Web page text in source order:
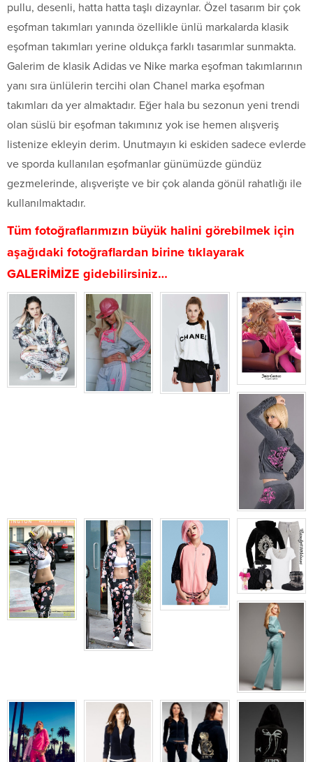
pullu, desenli, hatta hatta taşlı dizaynlar. Özel tasarım bir çok
eşofman takımları yanında özellikle ünlü markalarda klasik
eşofman takımları yerine oldukça farklı tasarımlar sunmakta.
Galerim de klasik Adidas ve Nike marka eşofman takımlarının
yanı sıra ünlülerin tercihi olan Chanel marka eşofman
takımları da yer almaktadır. Eğer hala bu sezonun yeni trendi
olan süslü bir eşofman takımınız yok ise hemen alışveriş
listenize ekleyin derim. Unutmayın ki eskiden sadece evlerde
ve sporda kullanılan eşofmanlar günümüzde gündüz
gezmelerinde, alışverişte ve bir çok alanda gönül rahatlığı ile
kullanılmaktadır.
Tüm fotoğraflarımızın büyük halini görebilmek için
aşağıdaki fotoğraflardan birine tıklayarak
GALERİMİZE gidebilirsiniz…